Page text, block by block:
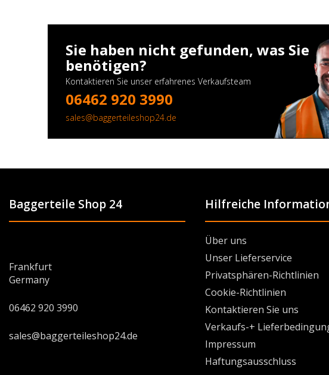
Sie haben nicht gefunden, was Sie
benötigen?
Kontaktieren Sie unser erfahrenes Verkaufsteam
06462 920 3990
sales@baggerteileshop24.de
Baggerteile Shop 24
Frankfurt
Germany
06462 920 3990
sales@baggerteileshop24.de
Hilfreiche
Über uns
Unser Lieferservice
Privatsphären-Richtlinien
Cookie-Richtlinien
Kontaktieren Sie uns
Verkaufs-+
Impressum
Haftungsausschluss